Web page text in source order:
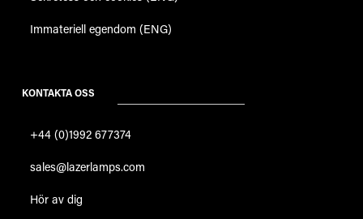
Immateriell egendom (ENG)
KONTAKTA OSS
+44 (0)1992 677374
sales@lazerlamps.com
Hör av dig